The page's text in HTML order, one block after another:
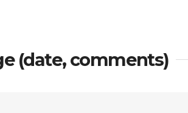
(date, comments)